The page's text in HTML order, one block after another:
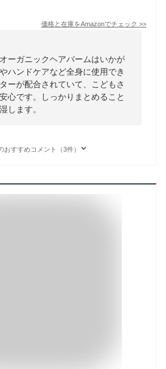
価格と在庫をAmazonでチェック >>
ーガニックヘアバームはいかが
ハンドケアなど全身に使用でき
ーが配合されていて、こどもさ
心です。しっかりまとめること
します。
おすすめコメント（3件）